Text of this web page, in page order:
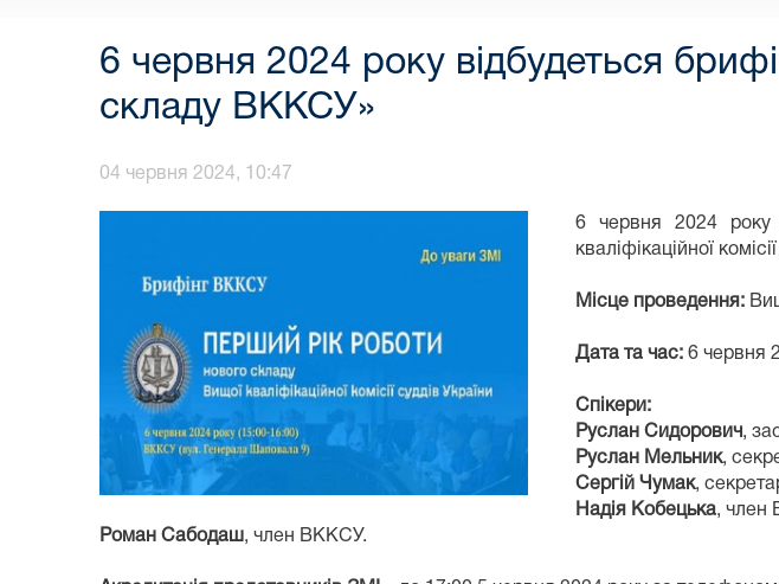
6 червня 2024 року відбудеться
складу ВККСУ»
04 червня 2024, 10:47
6 червня 2024 року
кваліфікаційної
Місце проведення:
Дата та час:6 червня
Спікери:
Руслан Сидорович ,
Руслан Мельник,
Сергій Чумак,
Надія Кобецька, член
Роман Сабодаш , член ВККСУ.